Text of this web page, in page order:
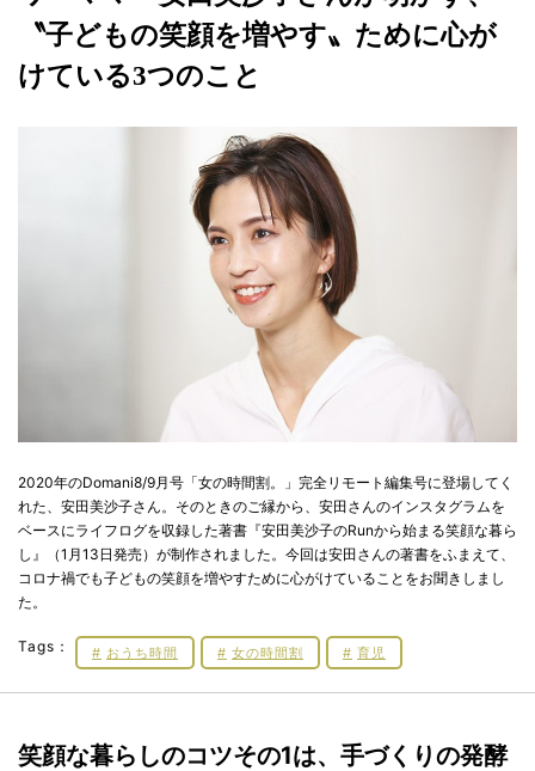
〝子どもの笑顔を増やす〟ために心が
けている3つのこと
2020年のDomani8/9月号「女の時間割。」完全リモート編集号に登場してく
れた、安田美沙子さん。そのときのご縁から、安田さんのインスタグラムを
ベースにライフログを収録した著書『安田美沙子のRunから始まる笑顔な暮ら
し』（1月13日発売）が制作されました。今回は安田さんの著書をふまえて、
コロナ禍でも子どもの笑顔を増やすために心がけていることをお聞きしまし
た。
Tags： おうち時間 女の時間割 育児
笑顔な暮らしのコツその1は、手づくりの発酵